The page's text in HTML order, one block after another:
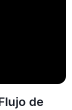
de